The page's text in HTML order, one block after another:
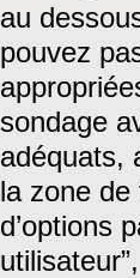
au
pouvez
sondage
adéquats,
la zone
d’options